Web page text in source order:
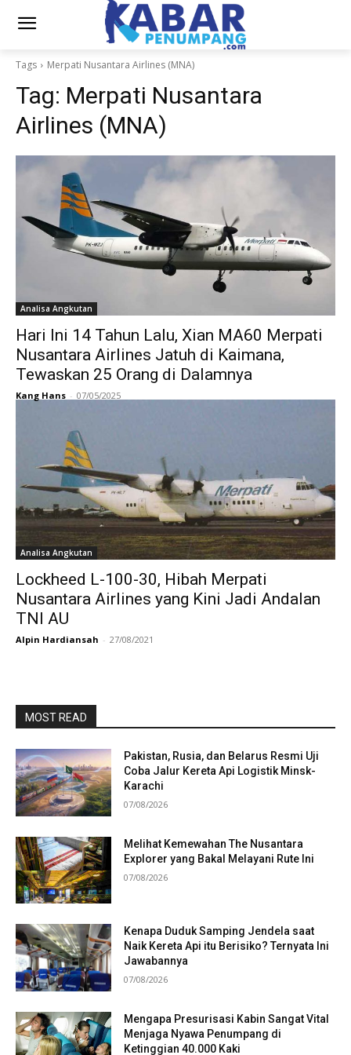
Tags Merpati Nusantara Airlines (MNA)
Tag: Merpati Nusantara
Airlines (MNA)
Analisa Angkutan
Hari Ini 14 Tahun Lalu, Xian MA60 Merpati
Nusantara Airlines Jatuh di Kaimana,
Tewaskan 25 Orang di Dalamnya
Kang Hans - 07/05/2025
Analisa Angkutan
Lockheed L-100-30, Hibah Merpati
Nusantara Airlines yang Kini Jadi Andalan
TNI AU
Alpin Hardiansah - 27/08/2021
MOST READ
Pakistan, Rusia, dan Belarus Resmi Uji
Coba Jalur Kereta Api Logistik Minsk-
Karachi
07/08/2026
Melihat Kemewahan The Nusantara
Explorer yang Bakal Melayani Rute Ini
07/08/2026
Kenapa Duduk Samping Jendela saat
Naik Kereta Api itu Berisiko? Ternyata Ini
Jawabannya
07/08/2026
Mengapa Presurisasi Kabin Sangat Vital
Menjaga Nyawa Penumpang di
Ketinggian 40.000 Kaki